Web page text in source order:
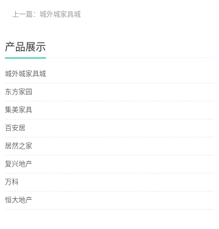
上一篇：城外城家具城
产品展示
城外城家具城
东方家园
集美家具
百安居
居然之家
复兴地产
万科
恒大地产